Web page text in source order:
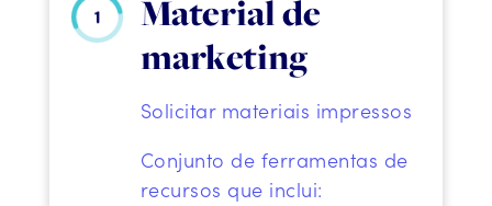
Material de
marketing
Solicitar materiais impressos
Conjunto de ferramentas de
recursos que inclui: